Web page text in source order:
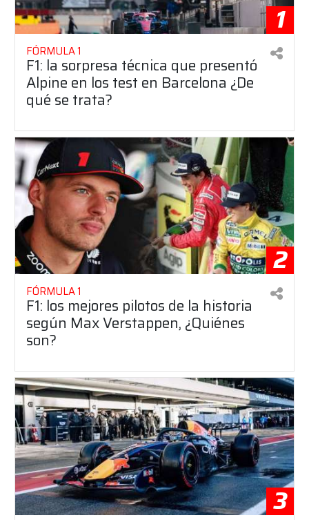
1
FÓRMULA 1
F1: la sorpresa técnica que presentó
Alpine en los test en Barcelona ¿De
qué se trata?
2
FÓRMULA 1
F1: los mejores pilotos de la historia
según Max Verstappen, ¿Quiénes
son?
3